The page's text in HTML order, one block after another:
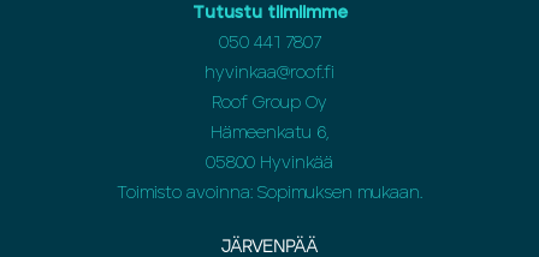
Tutustu tiimiimme
050 441 7807
hyvinkaa@roof.fi
Roof Group Oy
Hämeenkatu 6,
05800 Hyvinkää
Toimisto avoinna: Sopimuksen mukaan.
JÄRVENPÄÄ